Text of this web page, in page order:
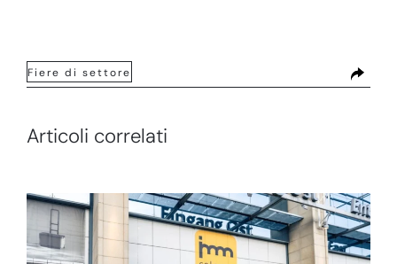
Fiere di settore
Articoli correlati